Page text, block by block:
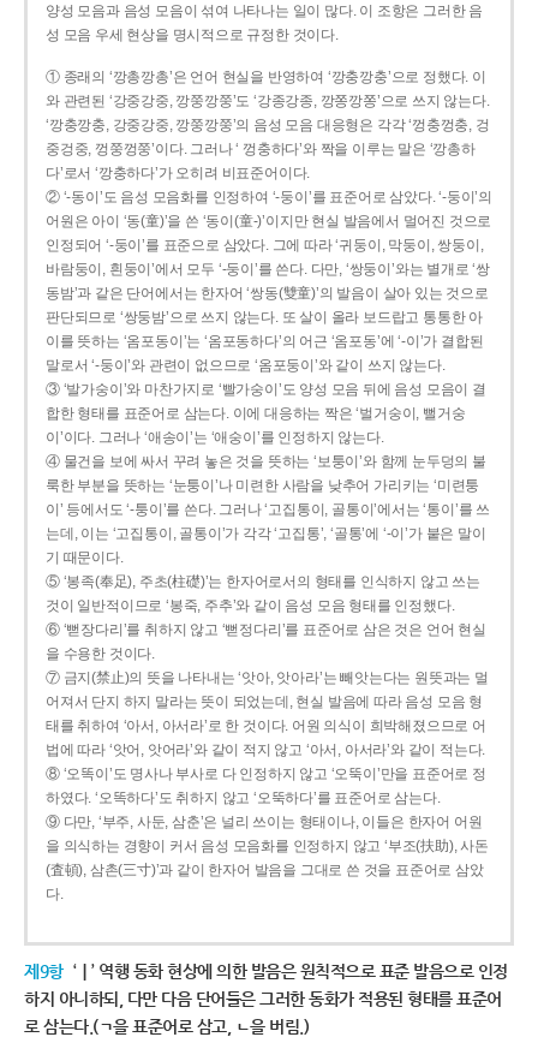
양성 모음과 음성 모음이 섞여 나타나는 일이 많다. 이 조항은 그러한 음
성 모음 우세 현상을 명시적으로 규정한 것이다.
① 종래의 ‘깡총깡총’은 언어 현실을 반영하여 ‘깡충깡충’으로 정했다. 이
와 관련된 ‘강중강중, 깡쭝깡쭝’도 ‘강종강종, 깡쫑깡쫑’으로 쓰지 않는다.
‘깡충깡충, 강중강중, 깡쭝깡쭝’의 음성 모음 대응형은 각각 ‘껑충껑충, 겅
중겅중, 껑쭝껑쭝’이다. 그러나 ‘ 껑충하다’와 짝을 이루는 말은 ‘깡총하
다’로서 ‘깡충하다’가 오히려 비표준어이다.
② ‘-동이’도 음성 모음화를 인정하여 ‘-둥이’를 표준어로 삼았다. ‘-둥이’의
어원은 아이 ‘동(童)’을 쓴 ‘동이(童-)’이지만 현실 발음에서 멀어진 것으로
인정되어 ‘-둥이’를 표준으로 삼았다. 그에 따라 ‘귀둥이, 막둥이, 쌍둥이,
바람둥이, 흰둥이’에서 모두 ‘-둥이’를 쓴다. 다만, ‘쌍둥이’와는 별개로 ‘쌍
동밤’과 같은 단어에서는 한자어 ‘쌍동(雙童)’의 발음이 살아 있는 것으로
판단되므로 ‘쌍둥밤’으로 쓰지 않는다. 또 살이 올라 보드랍고 통통한 아
이를 뜻하는 ‘옴포동이’는 ‘옴포동하다’의 어근 ‘옴포동’에 ‘-이’가 결합된
말로서 ‘-둥이’와 관련이 없으므로 ‘옴포둥이’와 같이 쓰지 않는다.
③ ‘발가숭이’와 마찬가지로 ‘빨가숭이’도 양성 모음 뒤에 음성 모음이 결
합한 형태를 표준어로 삼는다. 이에 대응하는 짝은 ‘벌거숭이, 뻘거숭
이’이다. 그러나 ‘애송이’는 ‘애숭이’를 인정하지 않는다.
④ 물건을 보에 싸서 꾸려 놓은 것을 뜻하는 ‘보퉁이’와 함께 눈두덩의 불
룩한 부분을 뜻하는 ‘눈퉁이’나 미련한 사람을 낮추어 가리키는 ‘미련퉁
이’ 등에서도 ‘-퉁이’를 쓴다. 그러나 ‘고집통이, 골통이’에서는 ‘통이’를 쓰
는데, 이는 ‘고집통이, 골통이’가 각각 ‘고집통’, ‘골통’에 ‘-이’가 붙은 말이
기 때문이다.
⑤ ‘봉족(奉足), 주초(柱礎)’는 한자어로서의 형태를 인식하지 않고 쓰는
것이 일반적이므로 ‘봉죽, 주추’와 같이 음성 모음 형태를 인정했다.
⑥ ‘뻗장다리’를 취하지 않고 ‘뻗정다리’를 표준어로 삼은 것은 언어 현실
을 수용한 것이다.
⑦ 금지(禁止)의 뜻을 나타내는 ‘앗아, 앗아라’는 빼앗는다는 원뜻과는 멀
어져서 단지 하지 말라는 뜻이 되었는데, 현실 발음에 따라 음성 모음 형
태를 취하여 ‘아서, 아서라’로 한 것이다. 어원 의식이 희박해졌으므로 어
법에 따라 ‘앗어, 앗어라’와 같이 적지 않고 ‘아서, 아서라’와 같이 적는다.
⑧ ‘오똑이’도 명사나 부사로 다 인정하지 않고 ‘오뚝이’만을 표준어로 정
하였다. ‘오똑하다’도 취하지 않고 ‘오뚝하다’를 표준어로 삼는다.
⑨ 다만, ‘부주, 사둔, 삼춘’은 널리 쓰이는 형태이나, 이들은 한자어 어원
을 의식하는 경향이 커서 음성 모음화를 인정하지 않고 ‘부조(扶助), 사돈
(査頓), 삼촌(三寸)’과 같이 한자어 발음을 그대로 쓴 것을 표준어로 삼았
다.
제9항 ‘ㅣ’ 역행 동화 현상에 의한 발음은 원칙적으로 표준 발음으로 인정
하지 아니하되, 다만 다음 단어들은 그러한 동화가 적용된 형태를 표준어
로 삼는다.(ㄱ을 표준어로 삼고, ㄴ을 버림.)